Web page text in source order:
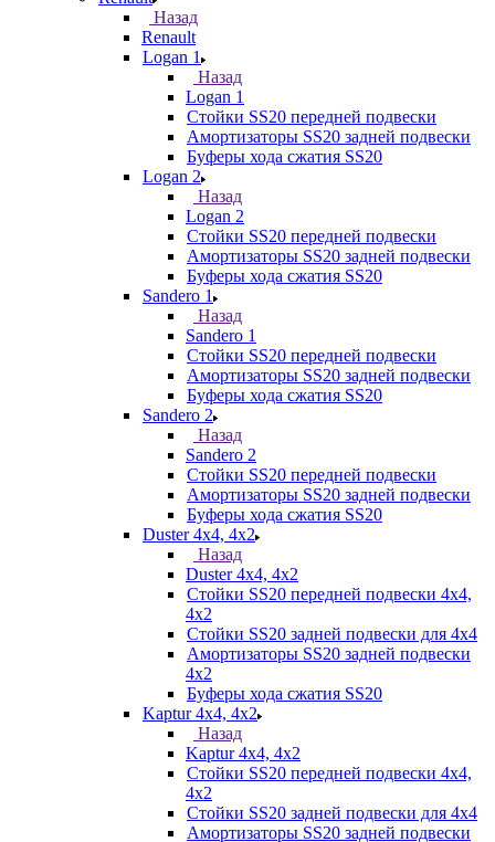
Назад
Renault
Logan 1
Назад
Logan 1
Стойки SS20 передней подвески
Амортизаторы SS20 задней подвески
Буферы хода сжатия SS20
Logan 2
Назад
Logan 2
Стойки SS20 передней подвески
Амортизаторы SS20 задней подвески
Буферы хода сжатия SS20
Sandero 1
Назад
Sandero 1
Стойки SS20 передней подвески
Амортизаторы SS20 задней подвески
Буферы хода сжатия SS20
Sandero 2
Назад
Sandero 2
Стойки SS20 передней подвески
Амортизаторы SS20 задней подвески
Буферы хода сжатия SS20
Duster 4х4, 4x2
Назад
Duster 4х4, 4x2
Стойки SS20 передней подвески 4х4,
4x2
Стойки SS20 задней подвески для 4х4
Амортизаторы SS20 задней подвески
4х2
Буферы хода сжатия SS20
Kaptur 4х4, 4х2
Назад
Kaptur 4х4, 4х2
Стойки SS20 передней подвески 4х4,
4x2
Стойки SS20 задней подвески для 4х4
Амортизаторы SS20 задней подвески